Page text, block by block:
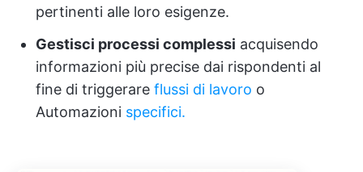
pertinenti alle loro esigenze.
Gestisci processi complessi acquisendo
informazioni più precise dai rispondenti al
fine di triggerare flussi di lavoro o
Automazioni specifici.